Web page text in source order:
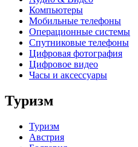
Компьютеры
Мобильные телефоны
Операционные системы
Спутниковые телефоны
Цифровая фотография
Цифровое видео
Часы и аксессуары
Туризм
Туризм
Австрия